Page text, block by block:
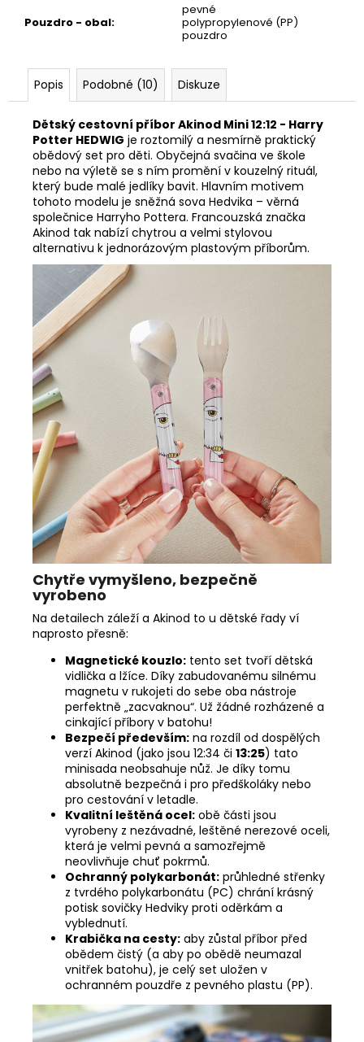
Pouzdro - obal:
pevné
polypropylenové (PP)
pouzdro
Popis Podobné (10) Diskuze
Dětský cestovní příbor Akinod Mini 12:12 - Harry
Potter HEDWIG je roztomilý a nesmírně praktický
obědový set pro děti. Obyčejná svačina ve škole
nebo na výletě se s ním promění v kouzelný rituál,
který bude malé jedlíky bavit. Hlavním motivem
tohoto modelu je sněžná sova Hedvika – věrná
společnice Harryho Pottera. Francouzská značka
Akinod tak nabízí chytrou a velmi stylovou
alternativu k jednorázovým plastovým příborům.
Chytře vymyšleno, bezpečně
vyrobeno
Na detailech záleží a Akinod to u dětské řady ví
naprosto přesně:
Magnetické kouzlo: tento set tvoří dětská
vidlička a lžíce. Díky zabudovanému silnému
magnetu v rukojeti do sebe oba nástroje
perfektně „zacvaknou“. Už žádné rozházené a
cinkající příbory v batohu!
Bezpečí především: na rozdíl od dospělých
verzí Akinod (jako jsou 12:34 či 13:25) tato
minisada neobsahuje nůž. Je díky tomu
absolutně bezpečná i pro předškoláky nebo
pro cestování v letadle.
Kvalitní leštěná ocel: obě části jsou
vyrobeny z nezávadné, leštěné nerezové oceli,
která je velmi pevná a samozřejmě
neovlivňuje chuť pokrmů.
Ochranný polykarbonát: průhledné střenky
z tvrdého polykarbonátu (PC) chrání krásný
potisk sovičky Hedviky proti oděrkám a
vyblednutí.
Krabička na cesty: aby zůstal příbor před
obědem čistý (a aby po obědě neumazal
vnitřek batohu), je celý set uložen v
ochranném pouzdře z pevného plastu (PP).